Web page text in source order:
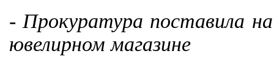
- Прокуратура поставила на
ювелирном магазине